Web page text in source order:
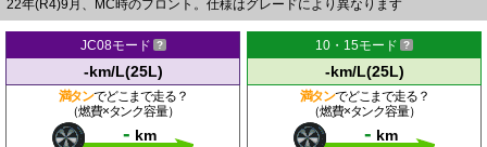
22年(R4)9月、MC時のフロント。仕様はグレードにより異なります
JC08モード
-km/L(25L)
満タンでどこまで走る？
（燃費×タンク容量）
- km
10・15モード
-km/L(25L)
満タンでどこまで走る？
（燃費×タンク容量）
- km